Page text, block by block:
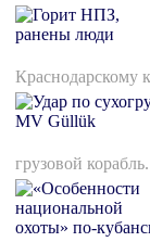
Краснодарскому
грузовой корабль.